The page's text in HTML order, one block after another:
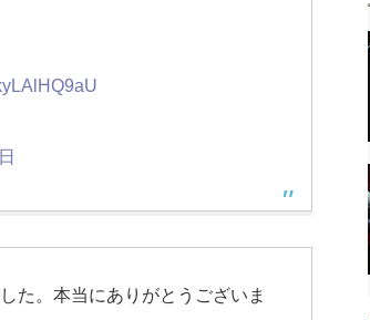
た。本当にありがとうございま